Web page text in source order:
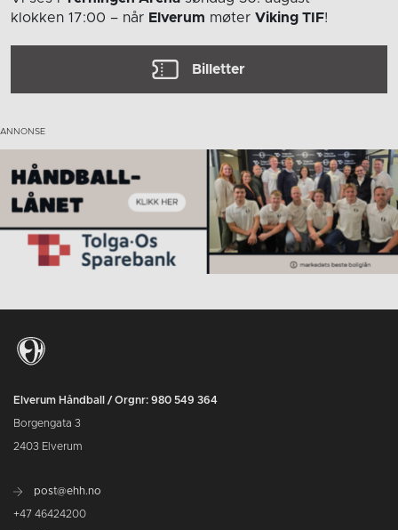
klokken 17:00 – når Elverum møter Viking TIF!
Billetter
Elverum Håndball / Orgnr: 980 549 364
Borgengata 3
2403 Elverum
post@ehh.no
+47 46424200